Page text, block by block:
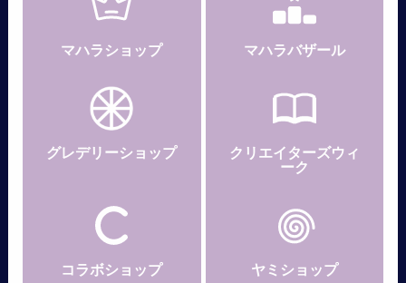
マハラショップ マハラバザール
グレデリーショップ
クリエイターズウィ
ーク
コラボショップ ヤミショップ